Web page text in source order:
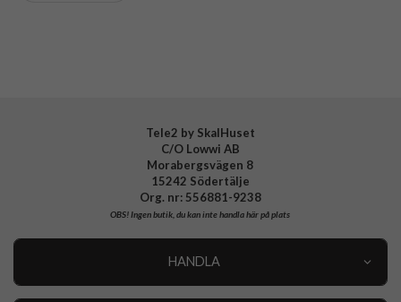
Tele2 by SkalHuset
C/O Lowwi AB
Morabergsvägen 8
15242 Södertälje
Org. nr: 556881-9238
OBS!Ingen butik, du kan inte handla här på plats
HANDLA